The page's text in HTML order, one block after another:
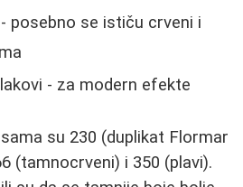
posebno se ističu crveni i
- za modern efekte
su 230 (duplikat Flormar
(tamnocrveni) i 350 (plavi).